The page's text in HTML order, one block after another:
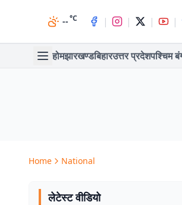
--°C | | | |
होमझारखण्डबिहारउत्तर प्रदेशपश्चिम
Home National
लेटेस्ट वीडियो